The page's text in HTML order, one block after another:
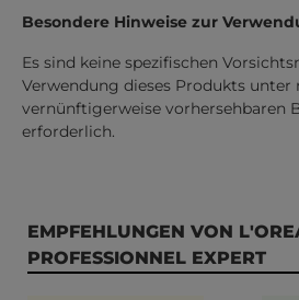
Besondere Hinweise zur
Es sind keine spezifischen
Verwendung dieses Produkts unter
vernünftigerweise vorhersehbaren
erforderlich.
Produktgalerie überspringen
EMPFEHLUNGEN VON
PROFESSIONNEL EXPERT